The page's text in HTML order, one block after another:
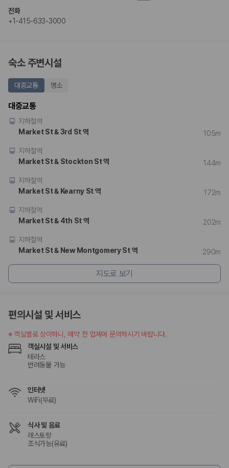
전화
+1-415-633-3000
숙소 주변시설
대중교통 명소
대중교통
지하철역
Market St & 3rd St 역
105m
지하철역
Market St & Stockton St 역
144m
지하철역
Market St & Kearny St 역
172m
지하철역
Market St & 4th St 역
202m
지하철역
Market St & New Montgomery St 역
290m
지도로 보기
편의시설 및 서비스
※객실별로 상이하니, 예약 전 업체에 문의하시기 바랍니다.
객실시설 및 서비스
테라스
반려동물 가능
인터넷
WiFi(무료)
식사 및 음료
레스토랑
조식가능(유료)